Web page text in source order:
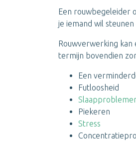
Een rouwbegeleider
je iemand wil
Rouwverwerking
termijn bovendien
Een
Futloosheid
Piekeren
Stress